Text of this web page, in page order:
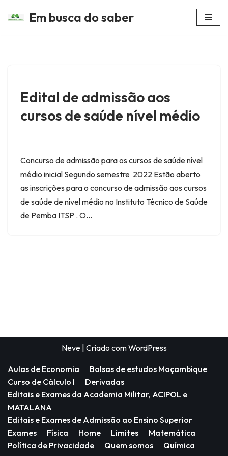
Em busca do saber
Edital de admissão aos
cursos de saúde nível médio
Concurso de admissão para os cursos de saúde nível
médio inicial Segundo semestre 2022 Estão aberto
as inscrições para o concurso de admissão aos cursos
de saúde de nível médio no Instituto Técnico de Saúde
de Pemba ITSP . O…
Neve| Criado comWordPress
Aulas de Economia
Bolsas de estudos Moçambique
Curso de Cálculo I
Derivadas
Editais e Exames da Academia Militar, ACIPOL e
MATALANA
Editais e Exames de Admissão ao Ensino Superior
Exames
Física Home Limites
Matemática
Política de Privacidade
Quem somos Química